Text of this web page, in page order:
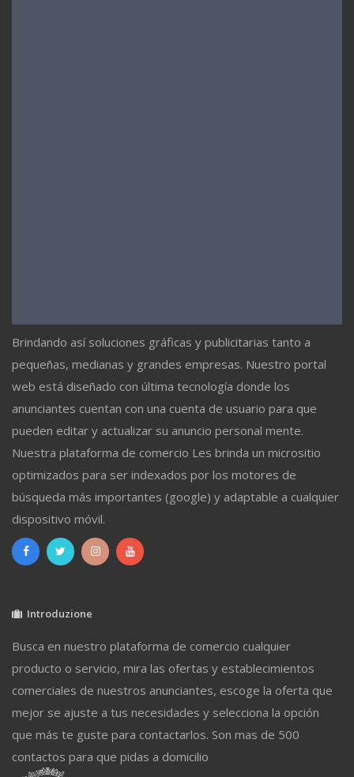
Brindando así soluciones gráficas y publicitarias tanto a
pequeñas, medianas y grandes empresas. Nuestro portal
web está diseñado con última tecnología donde los
anunciantes cuentan con una cuenta de usuario para que
pueden editar y actualizar su anuncio personal mente.
Nuestra plataforma de comercio Les brinda un micrositio
optimizados para ser indexados por los motores de
búsqueda más importantes (google) y adaptable a cualquier
dispositivo móvil.
Introduzione
Busca en nuestro plataforma de comercio cualquier
producto o servicio, mira las ofertas y establecimientos
comerciales de nuestros anunciantes, escoge la oferta que
mejor se ajuste a tus necesidades y selecciona la opción
que más te guste para contactarlos. Son mas de 500
contactos para que pidas a domicilio